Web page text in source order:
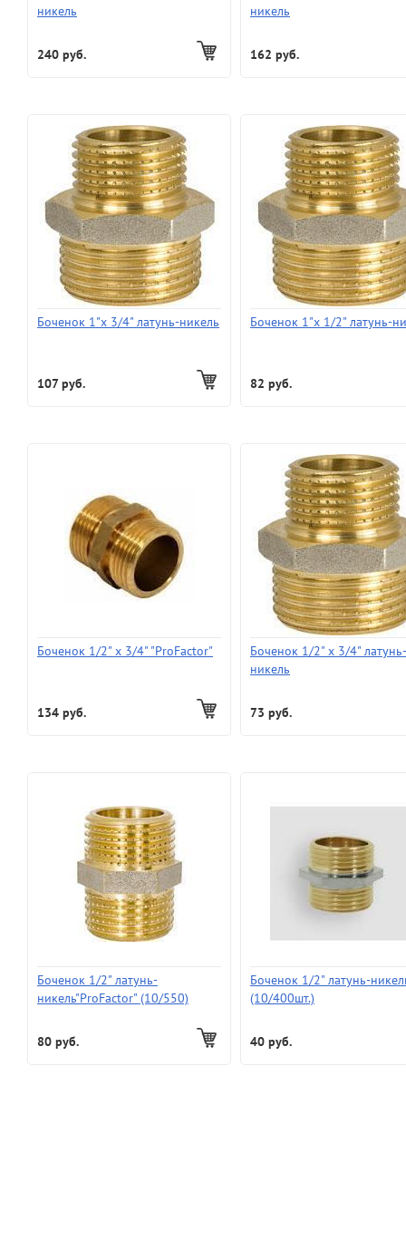
никель
240 руб.
никель
162 руб.
Боченок 1"х 3/4" латунь-никель
107 руб.
Боченок 1"х 1/2" латунь-
82 руб.
Боченок 1/2" x 3/4" "ProFactor"
134 руб.
Боченок 1/2" х 3/4" латунь-
никель
73 руб.
Боченок 1/2" латунь-
никель"ProFactor" (10/550)
80 руб.
Боченок 1/2" латунь-
(10/400шт.)
40 руб.